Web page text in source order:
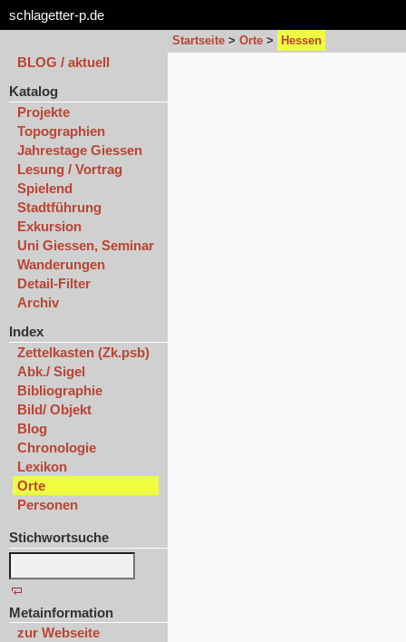
schlagetter-p.de
Startseite > Orte > Hessen
BLOG / aktuell
Katalog
Projekte
Topographien
Jahrestage Giessen
Lesung / Vortrag
Spielend
Stadtführung
Exkursion
Uni Giessen, Seminar
Wanderungen
Detail-Filter
Archiv
Index
Zettelkasten (Zk.psb)
Abk./ Sigel
Bibliographie
Bild/ Objekt
Blog
Chronologie
Lexikon
Orte
Personen
Stichwortsuche
Metainformation
zur Webseite